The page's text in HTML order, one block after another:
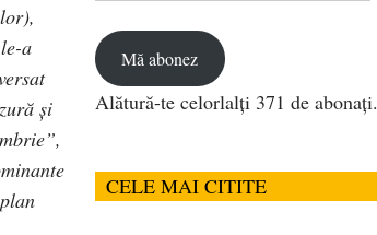
a
și
Mă abonez
Alătură-te celorlalți 371 de abonați.
CELE MAI CITITE